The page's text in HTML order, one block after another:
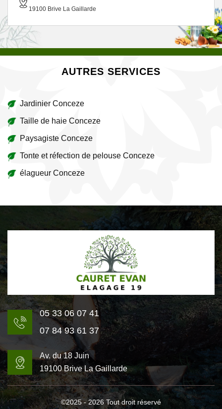
19100 Brive La Gaillarde
AUTRES SERVICES
Jardinier Conceze
Taille de haie Conceze
Paysagiste Conceze
Tonte et réfection de pelouse Conceze
élagueur Conceze
05 33 06 07 41
07 84 93 61 37
Av. du 18 Juin
19100 Brive La Gaillarde
©2025 - 2026 Tout droit réservé